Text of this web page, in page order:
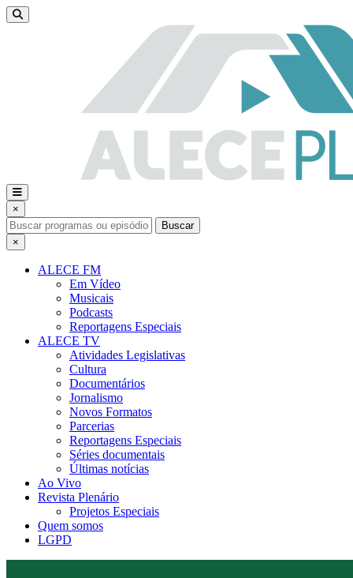
×
Buscar
×
ALECE FM
Em Vídeo
Musicais
Podcasts
Reportagens Especiais
ALECE TV
Atividades Legislativas
Cultura
Documentários
Jornalismo
Novos Formatos
Parcerias
Reportagens Especiais
Séries documentais
Últimas notícias
Ao Vivo
Revista Plenário
Projetos Especiais
Quem somos
LGPD